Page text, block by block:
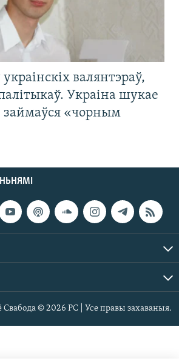
валянтэраў,
Украіна шукае
займаўся «чорным
Свабода © 2026 РС | Усе правы захаваныя.